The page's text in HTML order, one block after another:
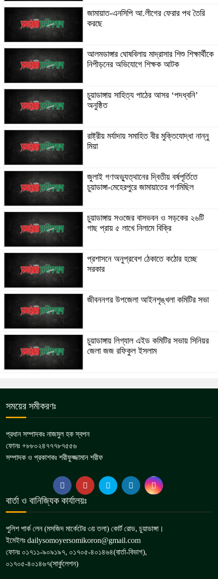
জামায়াত-এনসিপি আ.লীগের ফেরার পথ তৈরি
করছে
আলমডাঙ্গার ঘোষবিলায় মাদ্রাসার শিশু শিক্ষার্থীকে
নিপীড়নের অভিযোগে শিক্ষক আটক
চুয়াডাঙ্গায় সাহিত্য পাঠের আসর ‘পদধ্বনি’
অনুষ্ঠিত
রাষ্ট্রীয় মর্যাদায় সমাহিত বীর মুক্তিযোদ্ধা নান্নু
মিয়া
জুলাই গণঅভ্যুত্থানের দ্বিতীয় বর্ষপূর্তিতে
চুয়াডাঙ্গা-মেহেরপুরে জামায়াতের গণমিছিল
চুয়াডাঙ্গায় সওজের বাসভবন ও সড়কের ২৬টি
গাছ প্রায় ৫ লাখে নিলামে বিক্রি
প্রশাসনে অনুপ্রবেশ ঠেকাতে কঠোর হচ্ছে
সরকার
জীবননগর উপজেলা আইনশৃঙ্খলা কমিটির সভা
চুয়াডাঙ্গায় লিগ্যাল এইড কমিটির সভায় সিনিয়র
জেলা জজ রফিকুল ইসলাম
সময়ের সমীকরণঃ
প্রধান সম্পাদকঃ নাজমুল হক স্বপন
ফোনঃ +৮৮০২৪৭৭৭৮৭৫৫৬
সম্পাদক ও প্রকাশকঃ শরীফুজ্জামান শরীফ
বার্তা ও বানিজ্যিক কার্যালয়ঃ
পুলিশ পার্ক লেন (মসজিদ মার্কেটের ৩য় তলা) কোর্ট রোড, চুয়াডাঙ্গা।
ইমেইলঃ dailysomoyersomikoron@gmail.com
ফোনঃ ০১৭১১-৯০৯১৯৭, ০১৭০৫-৪০১৪৬৪(বার্তা-বিভাগ),
০১৭০৫-৪০১৪৬৭(সার্কুলেশন)